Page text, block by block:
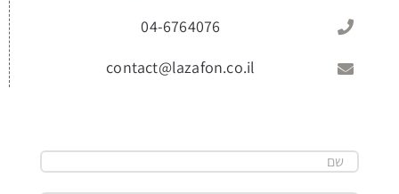
04-6764076
contact@lazafon.co.il